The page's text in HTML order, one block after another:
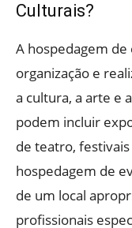
Culturais?
A hospedagem
organização e
a cultura, a arte e
podem incluir
de teatro,
hospedagem de
de um local
profissionais